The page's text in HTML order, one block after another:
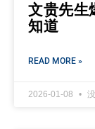
文贵先生
知道
READ MORE »
2026-01-08